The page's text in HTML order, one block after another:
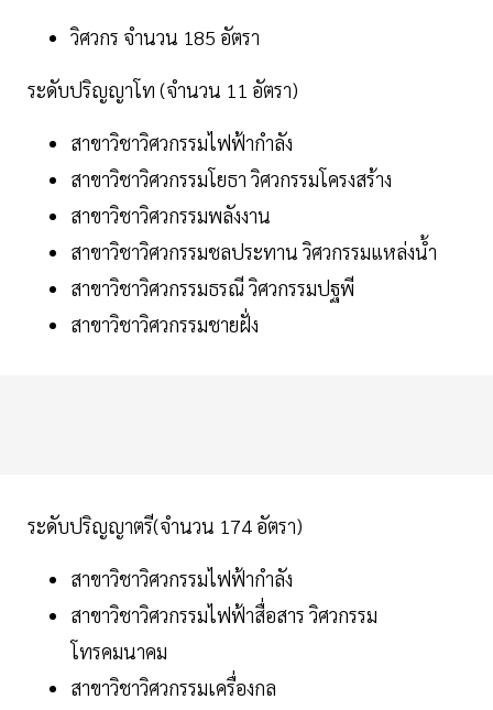
วิศวกร จำนวน 185 อัตรา
ระดับปริญญาโท (จำนวน 11 อัตรา)
สาขาวิชาวิศวกรรมไฟฟ้ากำลัง
สาขาวิชาวิศวกรรมโยธา วิศวกรรมโครงสร้าง
สาขาวิชาวิศวกรรมพลังงาน
สาขาวิชาวิศวกรรมชลประทาน วิศวกรรมแหล่งน้ำ
สาขาวิชาวิศวกรรมธรณี วิศวกรรมปฐพี
สาขาวิชาวิศวกรรมชายฝั่ง
ระดับปริญญาตรี(จำนวน 174 อัตรา)
สาขาวิชาวิศวกรรมไฟฟ้ากำลัง
สาขาวิชาวิศวกรรมไฟฟ้าสื่อสาร วิศวกรรม
โทรคมนาคม
สาขาวิชาวิศวกรรมเครื่องกล